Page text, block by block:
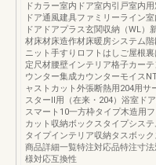
ドカラー室内ドア室内引戸室内
ドア通風建具ファミリーライン
ドアドアプラス玄関収納（WL）
材床材床造作材床暖房システム
ニット手すりロフトはしご屋根
定尺材腰壁インテリア格子カー
ウンター集成カウンターモイス
ャストカット外張断熱用204用
スターⅡ用（在来・204）浴室ド
スマート10一方枠タイプ木造用
カット収納ボックスタイプシス
タイプインテリア収納タスボッ
商品詳細一覧特注対応品特注寸
様対応互換性